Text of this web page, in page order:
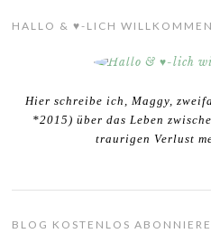
HALLO & ♥-LICH
Hier schreibe ich, Maggy,
*2015) über das Leben
traurigen Verlust
BLOG KOSTENLOS